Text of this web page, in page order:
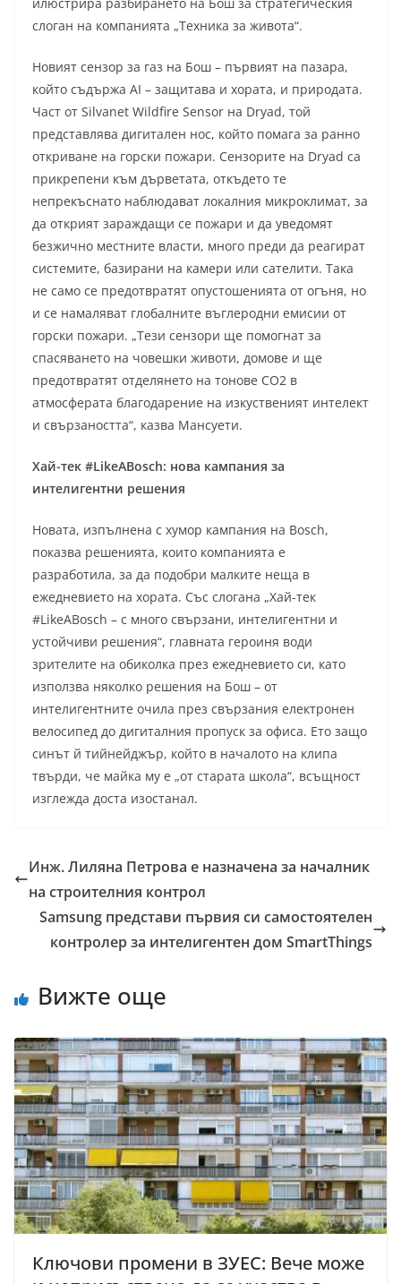
илюстрира разбирането на Бош за стратегическия
слоган на компанията „Техника за живота“.
Новият сензор за газ на Бош – първият на пазара,
който съдържа AI – защитава и хората, и природата.
Част от Silvanet Wildfire Sensor на Dryad, той
представлява дигитален нос, който помага за ранно
откриване на горски пожари. Сензорите на Dryad са
прикрепени към дърветата, откъдето те
непрекъснато наблюдават локалния микроклимат, за
да открият зараждащи се пожари и да уведомят
безжично местните власти, много преди да реагират
системите, базирани на камери или сателити. Така
не само се предотвратят опустошенията от огъня, но
и се намаляват глобалните въглеродни емисии от
горски пожари. „Тези сензори ще помогнат за
спасяването на човешки животи, домове и ще
предотвратят отделянето на тонове CO2 в
атмосферата благодарение на изкуственият интелект
и свързаността“, казва Мансуети.
Хай-тек #LikeABosch: нова кампания за
интелигентни решения
Новата, изпълнена с хумор кампания на Bosch,
показва решенията, които компанията е
разработила, за да подобри малките неща в
ежедневието на хората. Със слогана „Хай-тек
#LikeABosch – с много свързани, интелигентни и
устойчиви решения“, главната героиня води
зрителите на обиколка през ежедневието си, като
използва няколко решения на Бош – от
интелигентните очила през свързания електронен
велосипед до дигиталния пропуск за офиса. Ето защо
синът й тийнейджър, който в началото на клипа
твърди, че майка му е „от старата школа“, всъщност
изглежда доста изостанал.
Инж. Лиляна Петрова е назначена за началник
на строителния контрол
Samsung представи първия си самостоятелен
контролер за интелигентен дом SmartThings
Вижте още
Ключови промени в ЗУЕС: Вече може